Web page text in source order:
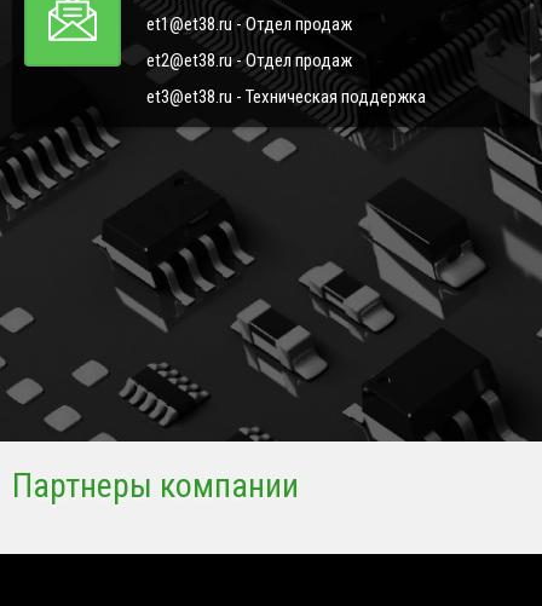
et1@et38.ru - Отдел продаж
et2@et38.ru - Отдел продаж
et3@et38.ru - Техническая поддержка
Партнеры компании